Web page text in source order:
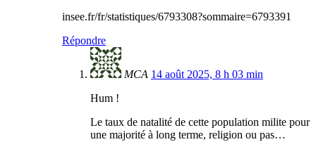
insee.fr/fr/statistiques/6793308?sommaire=6793391
Répondre
MCA 14 août 2025, 8 h 03 min
Hum !
Le taux de natalité de cette population milite pour
une majorité à long terme, religion ou pas…